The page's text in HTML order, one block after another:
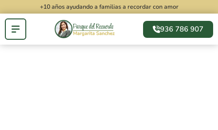
+10 años ayudando a familias a recordar con amor
936 786 907